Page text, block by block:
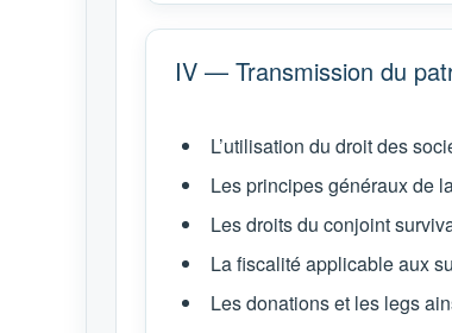
IV — Transmission du
L’utilisation du droit des
Les principes généraux de
Les droits du conjoint
La fiscalité applicable aux
Les donations et les legs